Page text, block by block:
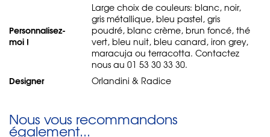
Personnalisez-
moi !
Large choix de couleurs: blanc, noir,
gris métallique, bleu pastel, gris
poudré, blanc crème, brun foncé, thé
vert, bleu nuit, bleu canard, iron grey,
maracuja ou terracotta. Contactez
nous au 01 53 30 33 30.
Designer Orlandini & Radice
Nous vous recommandons
également...